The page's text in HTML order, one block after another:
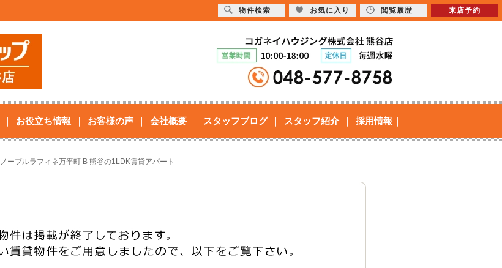
お役立ち情報 お客様の声 会社概要 スタッフブログ スタッフ紹介 採用情報
ノーブルラフィネ万平町 B 熊谷の1LDK賃貸アパート
物件検索 お気に入り 閲覧履歴 来店予約